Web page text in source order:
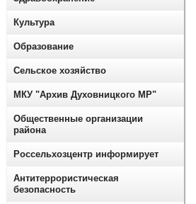
Культура
Образование
Сельское хозяйство
МКУ "Архив Духовницкого МР"
Общественные организации
района
Россельхозцентр информирует
Антитеррористическая
безопасность